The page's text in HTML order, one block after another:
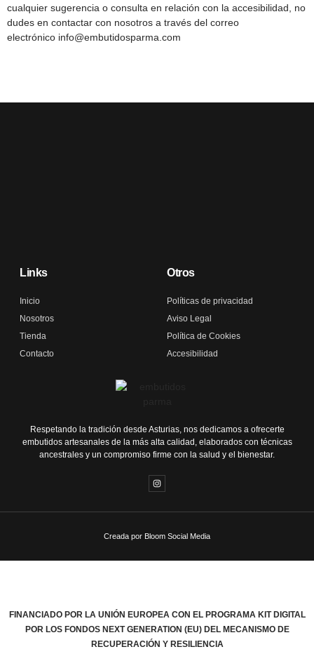
cualquier sugerencia o consulta en relación con la accesibilidad, no
dudes en contactar con nosotros a través del correo
electrónico info@embutidosparma.com
Links
Inicio
Nosotros
Tienda
Contacto
Otros
Políticas de privacidad
Aviso Legal
Política de Cookies
Accesibilidad
Respetando la tradición desde Asturias, nos dedicamos a ofrecerte
embutidos artesanales de la más alta calidad, elaborados con técnicas
ancestrales y un compromiso firme con la salud y el bienestar.
Creada por Bloom Social Media
FINANCIADO POR LA UNIÓN EUROPEA CON EL PROGRAMA KIT DIGITAL
POR LOS FONDOS NEXT GENERATION (EU) DEL MECANISMO DE
RECUPERACIÓN Y RESILIENCIA